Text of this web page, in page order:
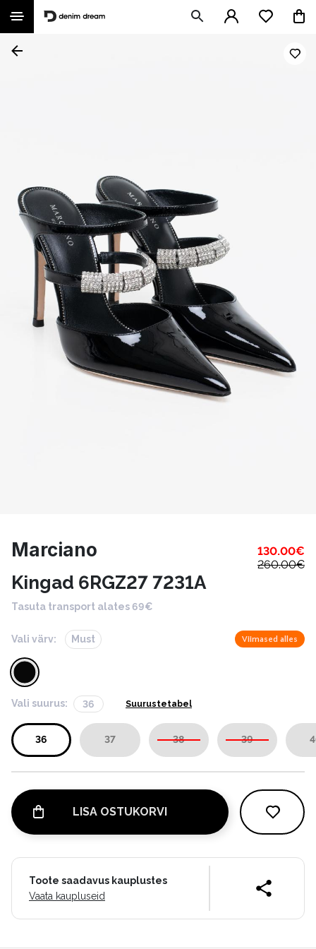
Marciano 130.00€
260.00€
Kingad 6RGZ27 7231A
Tasuta transport alates 69€
Vali värv: Must Viimased alles
Vali suurus: 36 Suurustetabel
36 37 38 39
LISA OSTUKORVI
Toote saadavus kauplustes
Vaata kaupluseid